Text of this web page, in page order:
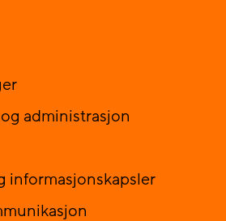
administrasjon
informasjonskapsler